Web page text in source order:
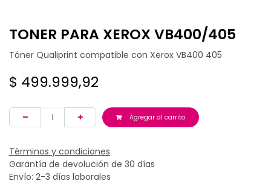
TONER PARA XEROX VB400/405
Tóner Qualiprint compatible con Xerox VB400 405
$ 499.999,92
Agregar al carrito
Términos y condiciones
Garantía de devolución de 30 días
Envío: 2-3 días laborales